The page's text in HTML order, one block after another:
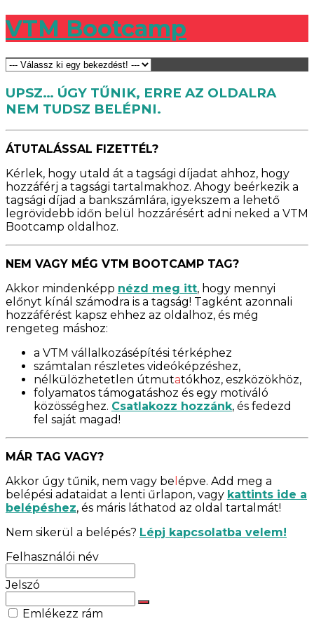
VTM Bootcamp
UPSZ… ÚGY TŰNIK, ERRE AZ OLDALRA
NEM TUDSZ BELÉPNI.
ÁTUTALÁSSAL FIZETTÉL?
Kérlek, hogy utald át a tagsági díjadat ahhoz, hogy
hozzáférj a tagsági tartalmakhoz. Ahogy beérkezik a
tagsági díjad a bankszámlára, igyekszem a lehető
legrövidebb időn belül hozzárésért adni neked a VTM
Bootcamp oldalhoz.
NEM VAGY MÉG VTM BOOTCAMP TAG?
Akkor mindenképp nézd meg itt, hogy mennyi
előnyt kínál számodra is a tagság! Tagként azonnali
hozzáférést kapsz ehhez az oldalhoz, és még
rengeteg máshoz:
a VTM vállalkozásépítési térképhez
számtalan részletes videóképzéshez,
nélkülözhetetlen útmutatókhoz, eszközökhöz,
folyamatos támogatáshoz és egy motiváló
közösséghez. Csatlakozz hozzánk, és fedezd
fel saját magad!
MÁR TAG VAGY?
Akkor úgy tűnik, nem vagy be épve. Add meg a
belépési adataidat a lenti űrlapon, vagy kattints ide a
belépéshez, és máris láthatod az oldal tartalmát!
Nem sikerül a belépés? Lépj kapcsolatba velem!
Felhasználói név
Jelszó
Emlékezz rám